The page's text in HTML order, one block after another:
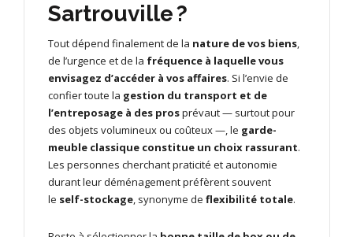
Sartrouville ?
Tout dépend finalement de la nature de vos biens,
de l’urgence et de la fréquence à laquelle vous
envisagez d’accéder à vos affaires. Si l’envie de
confier toute la gestion du transport et de
l’entreposage à des prosprévaut — surtout pour
des objets volumineux ou coûteux —, le garde-
meuble classique constitue un choix rassurant.
Les personnes cherchant praticité et autonomie
durant leur déménagement préfèrent souvent
le self-stockage, synonyme de flexibilité totale.